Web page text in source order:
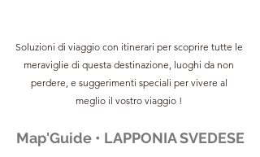
Soluzioni di viaggio con itinerari per scoprire tutte le
meraviglie di questa destinazione, luoghi da non
perdere, e suggerimenti speciali per vivere al
meglio il vostro viaggio !
Map'Guide • LAPPONIA SVEDESE